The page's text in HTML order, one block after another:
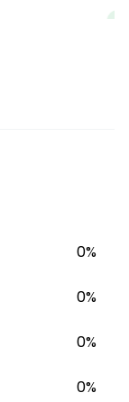
0%
0%
0%
0%